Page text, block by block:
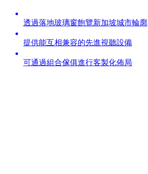
透過落地玻璃窗飽覽新加坡城市輪廓
提供能互相兼容的先進視聽設備
可通過組合傢俱進行客製化佈局